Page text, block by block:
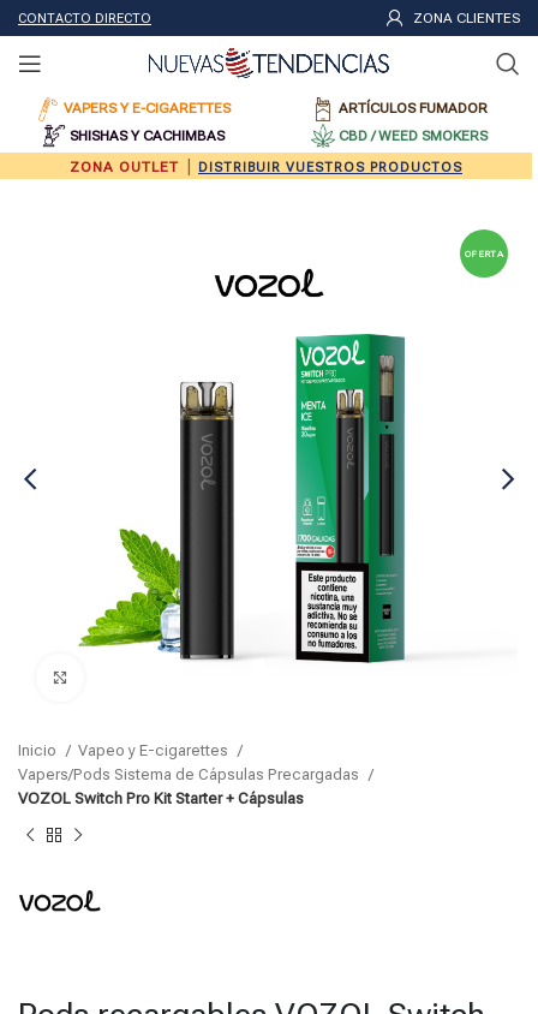
CONTACTO DIRECTO ZONA CLIENTES
VAPERS Y E-CIGARETTES
ARTÍCULOS FUMADOR
SHISHAS Y CACHIMBAS
CBD / WEED SMOKERS
ZONA OUTLET
DISTRIBUIR VUESTROS PRODUCTOS
OFERTA
Inicio
Vapeo y E-cigarettes
Vapers/Pods Sistema de Cápsulas Precargadas
VOZOL Switch Pro Kit Starter + Cápsulas